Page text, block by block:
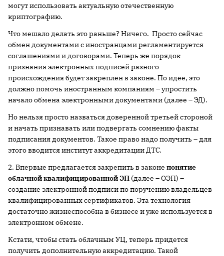
могут использовать актуальную отечественную
криптографию.
Что мешало делать это раньше? Ничего. Просто сейчас
обмен документами с иностранцами регламентируется
соглашениями и договорами. Теперь же порядок
признания электронных подписей разного
происхождения будет закреплен в законе. По идее, это
должно помочь иностранным компаниям – упростить
начало обмена электронными документами (далее – ЭД).
Но нельзя просто назваться доверенной третьей стороной
и начать признавать или подвергать сомнению факты
подписания документов. Такое право надо получить – для
этого вводится институт аккредитации ДТС.
2. Впервые предлагается закрепить в законе понятие
облачной квалифицированной ЭП (далее – ОЭП) –
создание электронной подписи по поручению владельцев
квалифицированных сертификатов. Эта технология
достаточно жизнеспособна в бизнесе и уже используется в
электронном обмене.
Кстати, чтобы стать облачным УЦ, теперь придется
получить дополнительную аккредитацию. Такой